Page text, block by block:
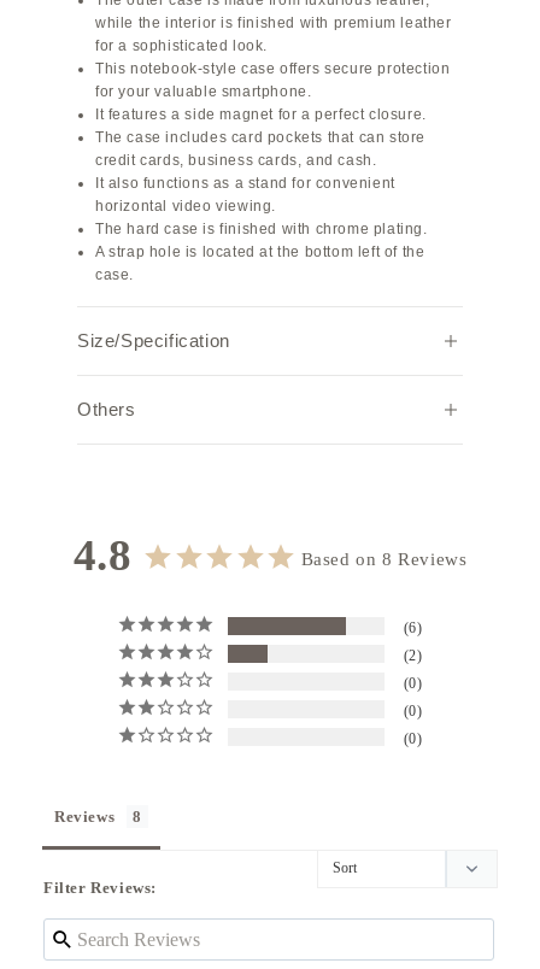
while the interior is finished with premium leather
for a sophisticated look.
This notebook-style case offers secure protection
for your valuable smartphone.
It features a side magnet for a perfect closure.
The case includes card pockets that can store
credit cards, business cards, and cash.
It also functions as a stand for convenient
horizontal video viewing.
The hard case is finished with chrome plating.
A strap hole is located at the bottom left of the
case.
Size/Specification
with card pockets (horizontal x4, vertical x2)
Others
Initially, the leather may feel tight and may not
close fully, but it will soften and adapt after a few
The area around the camera hole is not adhered
due to the narrow surface area.
4.8 Based on 8 Reviews
6
2
0
0
0
Reviews
Filter Reviews: